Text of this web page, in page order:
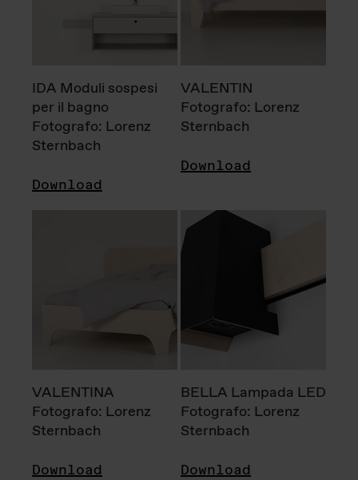
IDA Moduli sospesi
per il bagno
Fotografo: Lorenz
Sternbach
Download
VALENTIN
Fotografo: Lorenz
Sternbach
Download
VALENTINA
Fotografo: Lorenz
Sternbach
Download
BELLA Lampada LED
Fotografo: Lorenz
Sternbach
Download